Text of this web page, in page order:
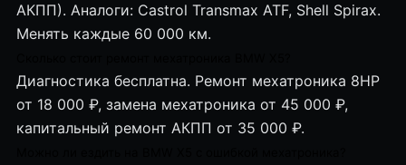
АКПП). Аналоги: Castrol Transmax ATF, Shell Spirax.
Менять каждые 60 000 км.
Диагностика бесплатна. Ремонт мехатроника 8HP
от 18 000 ₽, замена мехатроника от 45 000 ₽,
капитальный ремонт АКПП от 35 000 ₽.